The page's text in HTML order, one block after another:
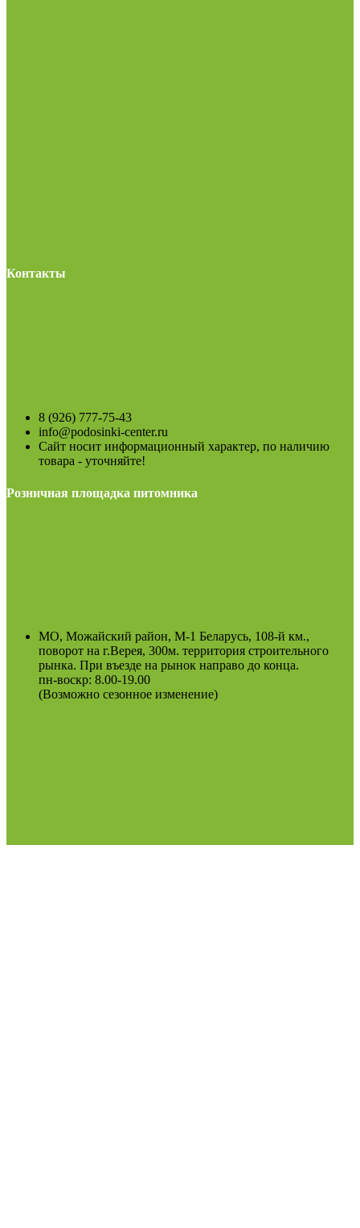
Контакты
8 (926) 777-75-43
info@podosinki-center.ru
Сайт носит информационный характер, по наличию
товара - уточняйте!
Розничная площадка питомника
МО, Можайский район, М-1 Беларусь, 108-й км.,
поворот на г.Верея, 300м. территория строительного
рынка. При въезде на рынок направо до конца.
пн-воскр: 8.00-19.00
(Возможно сезонное изменение)